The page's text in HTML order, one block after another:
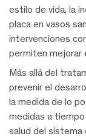
estilo de vida, la
placa en vasos
intervenciones
permiten mejorar
Más allá del
prevenir el
la medida de lo
medidas a
salud del sistema